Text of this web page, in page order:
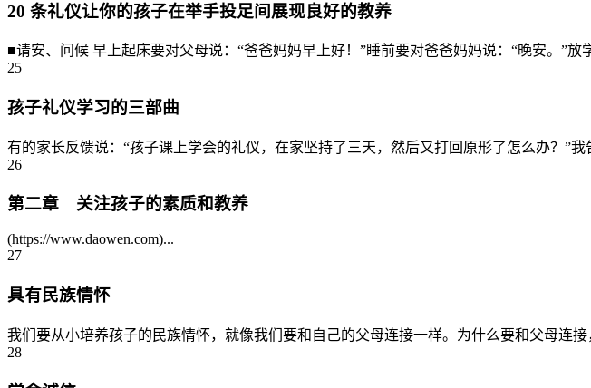
20 条礼仪让你的孩子在举手投足间展现良好的教养
■请安、问候 早上起床要对父母说：“爸爸妈妈早上好！”睡前要对爸爸妈妈说：“晚安。”
25
孩子礼仪学习的三部曲
有的家长反馈说：“孩子课上学会的礼仪，在家坚持了三天，然后又打回原形了怎么办？”
26
第二章 关注孩子的素质和教养
(https://www.daowen.com)...
27
具有民族情怀
我们要从小培养孩子的民族情怀，就像我们要和自己的父母连接一样。为什么要和父母连
28